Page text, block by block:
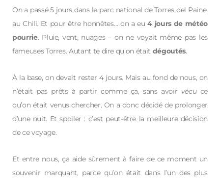
On a passé 5 jours dans le parc national de Torres del Paine,
au Chili. Et pour être honnêtes… on a eu4 jours de météo
pourrie. Pluie, vent, nuages – on ne voyait même pas les
fameuses Torres. Autant te dire qu’on était dégoutés.
À la base, on devait rester 4 jours. Mais au fond de nous, on
n’était pas prêts à partir comme ça, sans avoir vécuce
qu’on était venus chercher. On a donc décidé de prolonger
d’une nuit. Et spoiler : c’est peut-être la meilleure décision
de ce voyage.
Et entre nous, ça aide sûrement à faire de ce moment un
souvenir marquant, parce qu’on était dans l’un des plus